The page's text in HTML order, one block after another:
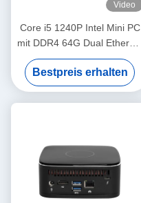
Video
Core i5 1240P Intel Mini PC
mit DDR4 64G Dual Ethernet
Dual HDMI für das Home
Office
Bestpreis erhalten